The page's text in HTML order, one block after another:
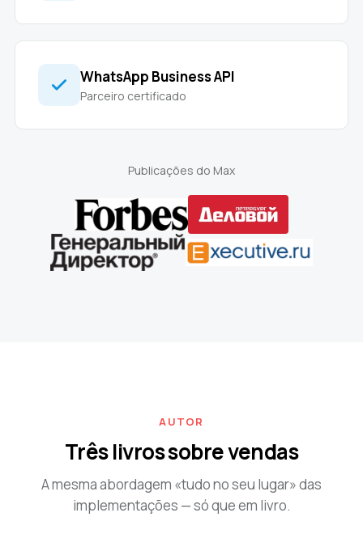
WhatsApp Business API
Parceiro certificado
Publicações do Max
AUTOR
Três livros sobre vendas
A mesma abordagem «tudo no seu lugar» das
implementações — só que em livro.